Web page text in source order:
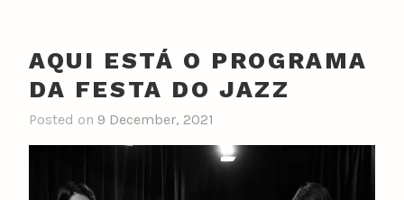
AQUI ESTÁ O PROGRAMA
DA FESTA DO JAZZ
Posted on 9 December, 2021